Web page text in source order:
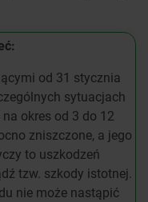
od 31 stycznia
sytuacjach
okres od 3 do 12
zniszczone, a jego
to uszkodzeń
tzw. szkody istotnej.
nie może nastąpić